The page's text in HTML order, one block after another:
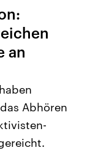
Beiträge,
und
die Vereinigten
Ländern
an
Abhören